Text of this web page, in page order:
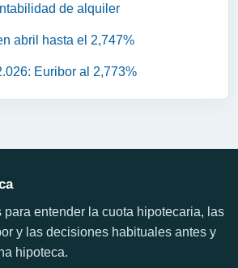
de alquiler
abril hasta el 2,747%
Euribor al 2,773%
entender la cuota hipotecaria, las
y las decisiones habituales antes y
hipoteca.